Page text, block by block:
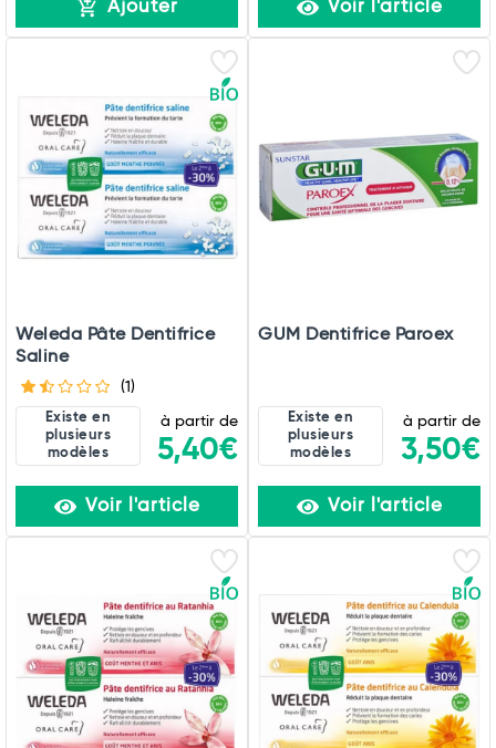
Total
Commander
Ajouter Voir l'article
Weleda Pâte Dentifrice
Saline
(1)
Existe en
plusieurs
modèles
à partir de
5,40€
Voir l'article
GUM Dentifrice Paroex
Existe en
plusieurs
modèles
à partir de
3,50€
Voir l'article